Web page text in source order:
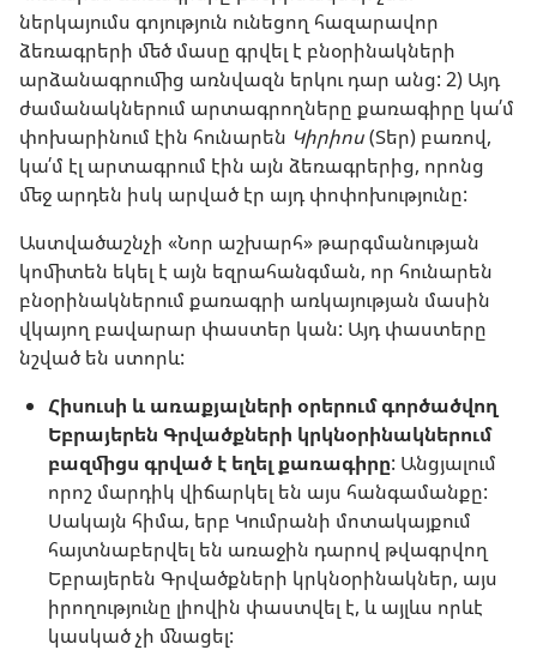
ներկայումս գոյություն ունեցող հազարավոր
ձեռագրերի մեծ մասը գրվել է բնօրինակների
արձանագրումից առնվազն երկու դար անց: 2) Այդ
ժամանակներում արտագրողները քառագիրը կա՛մ
փոխարինում էին հունարեն Կիրիոս(Տեր) բառով,
կա՛մ էլ արտագրում էին այն ձեռագրերից, որոնց
մեջ արդեն իսկ արված էր այդ փոփոխությունը:
Աստվածաշնչի «Նոր աշխարհ» թարգմանության
կոմիտեն եկել է այն եզրահանգման, որ հունարեն
բնօրինակներում քառագրի առկայության մասին
վկայող բավարար փաստեր կան: Այդ փաստերը
նշված են ստորև:
Հիսուսի և առաքյալների օրերում գործածվող
Եբրայերեն Գրվածքների կրկնօրինակներում
բազմիցս գրված է եղել քառագիրը: Անցյալում
որոշ մարդիկ վիճարկել են այս հանգամանքը:
Սակայն հիմա, երբ Կումրանի մոտակայքում
հայտնաբերվել են առաջին դարով թվագրվող
Եբրայերեն Գրվածքների կրկնօրինակներ, այս
իրողությունը լիովին փաստվել է, և այլևս որևէ
կասկած չի մնացել: